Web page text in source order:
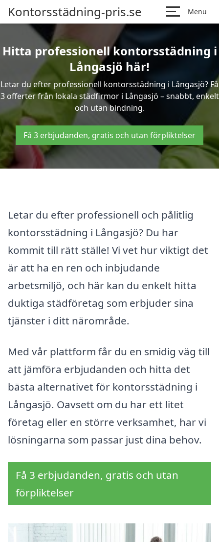
Kontorsstädning-pris.se Menu
Hitta professionell kontorsstädning i
Långasjö här!
Letar du efter professionell kontorsstädning i Långasjö? Få
3 offerter från lokala städfirmor i Långasjö – snabbt, enkelt
och utan bindning.
Få 3 erbjudanden, gratis och utan förpliktelser
Letar du efter professionell och pålitlig
kontorsstädning i Långasjö? Du har
kommit till rätt ställe! Vi vet hur viktigt det
är att ha en ren och inbjudande
arbetsmiljö, och här kan du enkelt hitta
duktiga städföretag som erbjuder sina
tjänster i ditt närområde.
Med vår plattform får du en smidig väg till
att jämföra erbjudanden och hitta det
bästa alternativet för kontorsstädning i
Långasjö. Oavsett om du har ett litet
företag eller en större verksamhet, har vi
lösningarna som passar just dina behov.
Få 3 erbjudanden, gratis och utan
förpliktelser